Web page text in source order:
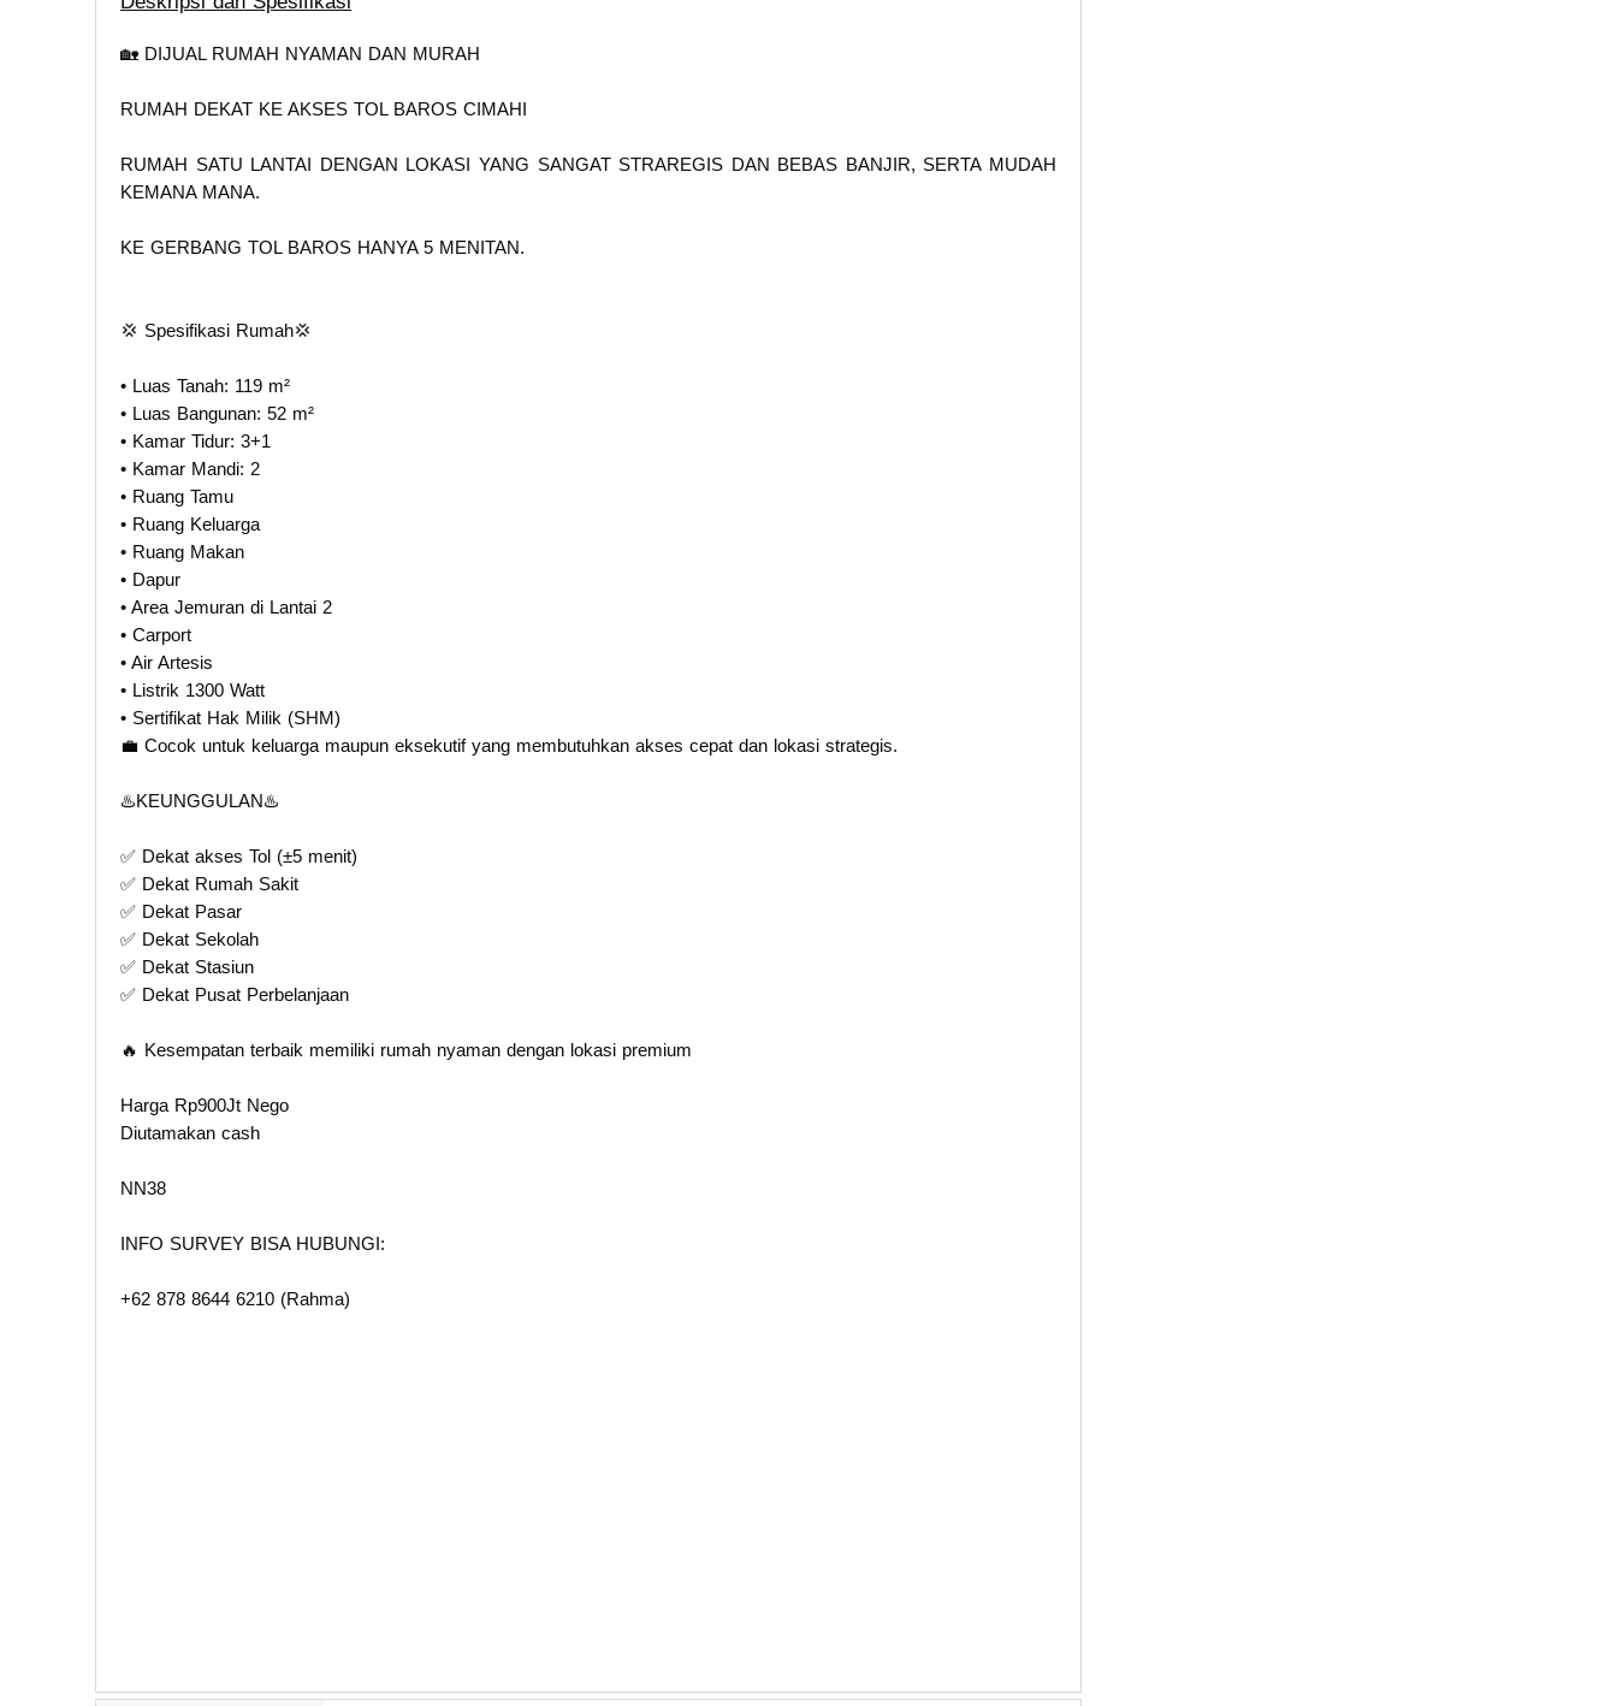
🏡 DIJUAL RUMAH NYAMAN DAN MURAH
RUMAH DEKAT KE AKSES TOL BAROS CIMAHI
RUMAH SATU LANTAI DENGAN LOKASI YANG SANGAT STRAREGIS DAN BEBAS BANJIR, SERTA MUDAH
KEMANA MANA.
KE GERBANG TOL BAROS HANYA 5 MENITAN.
💢 Spesifikasi Rumah💢
• Luas Tanah: 119 m²
• Luas Bangunan: 52 m²
• Kamar Tidur: 3+1
• Kamar Mandi: 2
• Ruang Tamu
• Ruang Keluarga
• Ruang Makan
• Dapur
• Area Jemuran di Lantai 2
• Carport
• Air Artesis
• Listrik 1300 Watt
• Sertifikat Hak Milik (SHM)
💼 Cocok untuk keluarga maupun eksekutif yang membutuhkan akses cepat dan lokasi strategis.
♨️KEUNGGULAN♨️
✅ Dekat akses Tol (±5 menit)
✅ Dekat Rumah Sakit
✅ Dekat Pasar
✅ Dekat Sekolah
✅ Dekat Stasiun
✅ Dekat Pusat Perbelanjaan
🔥 Kesempatan terbaik memiliki rumah nyaman dengan lokasi premium
Harga Rp900Jt Nego
Diutamakan cash
NN38
INFO SURVEY BISA HUBUNGI:
+62 878 8644 6210 (Rahma)